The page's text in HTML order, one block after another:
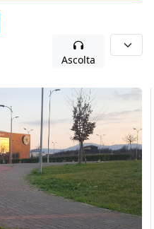
Ascolta